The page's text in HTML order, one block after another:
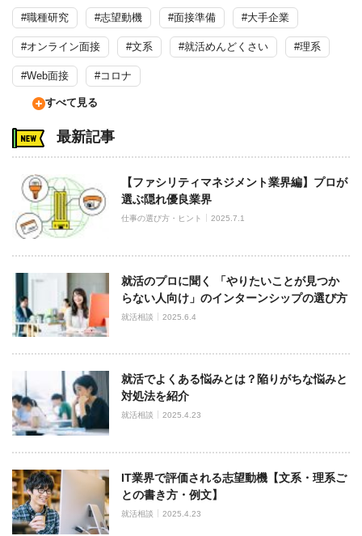
#職種研究 #志望動機 #面接準備 #大手企業
#オンライン面接 #文系 #就活めんどくさい #理系
#Web面接 #コロナ
すべて見る
最新記事
【ファシリティマネジメント業界編】プロが
選ぶ隠れ優良業界
仕事の選び方・ヒント 2025.7.1
就活のプロに聞く 「やりたいことが見つか
らない人向け」のインターンシップの選び方
就活相談 2025.6.4
就活でよくある悩みとは？陥りがちな悩みと
対処法を紹介
就活相談 2025.4.23
IT業界で評価される志望動機【文系・理系ご
との書き方・例文】
就活相談 2025.4.23